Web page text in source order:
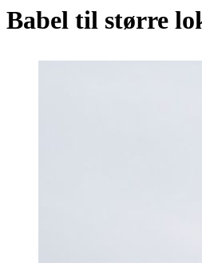
Babel til større